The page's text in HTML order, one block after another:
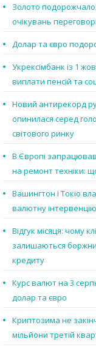
Золото подорожчало
очікувань
Долар та євро
Укрексімбанк із 1
виплати пенсій та
Новий антирекорд
опинилася серед
світового ринку
В Європі
на ремонт техніки:
Вашингтон і Токіо
валютну
Відгук місяця: чому
залишаються
кредиту
Курс валют на 3
долар та євро
Криптозима не
мільйони третій